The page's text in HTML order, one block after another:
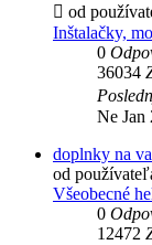
od
Inštalačky,
0
36034
Ne Jan
doplnky na
od
Všeobecné
0
12472